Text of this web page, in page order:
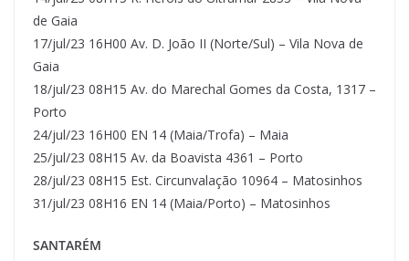
de Gaia
17/jul/23 16H00 Av. D. João II (Norte/Sul) – Vila Nova de
Gaia
18/jul/23 08H15 Av. do Marechal Gomes da Costa, 1317 –
Porto
24/jul/23 16H00 EN 14 (Maia/Trofa) – Maia
25/jul/23 08H15 Av. da Boavista 4361 – Porto
28/jul/23 08H15 Est. Circunvalação 10964 – Matosinhos
31/jul/23 08H16 EN 14 (Maia/Porto) – Matosinhos
SANTARÉM